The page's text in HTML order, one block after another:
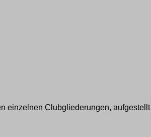
einzelnen Clubgliederungen,